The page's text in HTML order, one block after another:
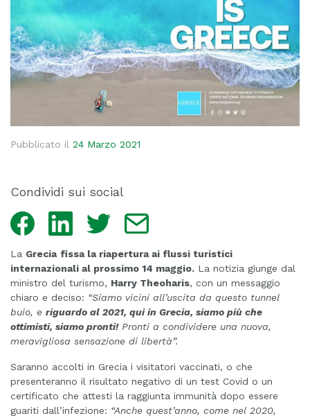
Pubblicato il 24 Marzo 2021
Condividi sui social
Facebook LinkedIn Twitter
La Grecia fissa la riapertura ai flussi turistici
internazionali al prossimo 14 maggio. La notizia giunge dal
ministro del turismo, Harry Theoharis, con un messaggio
chiaro e deciso: “Siamo vicini all’uscita da questo tunnel
buio, e riguardo al 2021, qui in Grecia, siamo più che
ottimisti, siamo pronti!Pronti a condividere una nuova,
meravigliosa sensazione di libertà”.
Saranno accolti in Grecia i visitatori vaccinati, o che
presenteranno il risultato negativo di un test Covid o un
certificato che attesti la raggiunta immunità dopo essere
guariti dall’infezione: “Anche quest’anno, come nel 2020,